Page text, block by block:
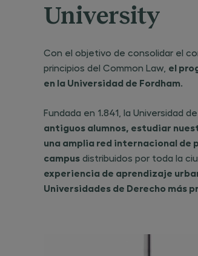
University
Con el objetivo de consolidar el
principios del Common Law, el
en la Universidad de Fordham.
Fundada en 1.841, la Universidad
antiguos alumnos, estudiar
una amplia red internacional de
campus distribuidos por toda la
experiencia de aprendizaje
Universidades de Derecho más